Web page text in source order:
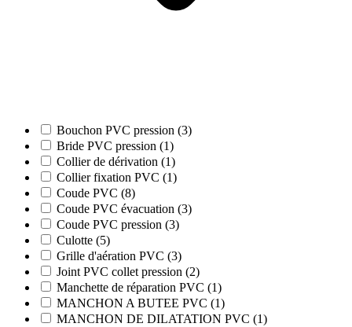
Bouchon PVC pression (3)
Bride PVC pression (1)
Collier de dérivation (1)
Collier fixation PVC (1)
Coude PVC (8)
Coude PVC évacuation (3)
Coude PVC pression (3)
Culotte (5)
Grille d'aération PVC (3)
Joint PVC collet pression (2)
Manchette de réparation PVC (1)
MANCHON A BUTEE PVC (1)
MANCHON DE DILATATION PVC (1)